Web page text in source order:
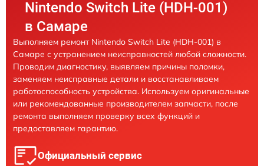
Nintendo Switch Lite (HDH-001)
в Самаре
Выполняем ремонт Nintendo Switch Lite (HDH-001) в
Самаре с устранением неисправностей любой сложности.
Проводим диагностику, выявляем причины поломки,
заменяем неисправные детали и восстанавливаем
работоспособность устройства. Используем оригинальные
или рекомендованные производителем запчасти, после
ремонта выполняем проверку всех функций и
предоставляем гарантию.
Официальный сервис